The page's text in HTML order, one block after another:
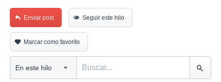
Enviar post Seguir este hilo
Marcar como favorito